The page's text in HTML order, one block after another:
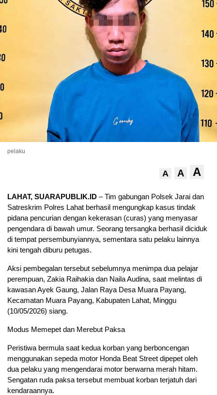
pelaku
A A A
LAHAT, SUARAPUBLIK.ID – Tim gabungan Polsek Jarai dan
Satreskrim Polres Lahat berhasil mengungkap kasus tindak
pidana pencurian dengan kekerasan (curas) yang menyasar
pengendara di bawah umur. Seorang tersangka berhasil diciduk
di tempat persembunyiannya, sementara satu pelaku lainnya
kini tengah diburu petugas.
Aksi pembegalan tersebut sebelumnya menimpa dua pelajar
perempuan, Zakia Raihakia dan Naila Audina, saat melintas di
kawasan Ayek Gaung, Jalan Raya Desa Muara Payang,
Kecamatan Muara Payang, Kabupaten Lahat, Minggu
(10/05/2026) siang.
Modus Memepet dan Merebut Paksa
Peristiwa bermula saat kedua korban yang berboncengan
menggunakan sepeda motor Honda Beat Street dipepet oleh
dua pelaku yang mengendarai motor berwarna merah hitam.
Sengatan ruda paksa tersebut membuat korban terjatuh dari
kendaraannya.